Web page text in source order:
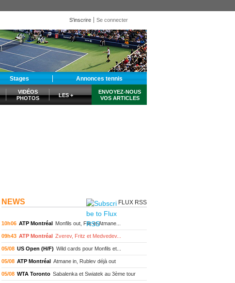
S'inscrire Se connecter
Stages Annonces tennis
VIDÉOS
PHOTOS
LES +
ENVOYEZ-NOUS
VOS ARTICLES
NEWS FLUX RSS
10h06 ATP Montréal Monfils out, Fils et Atmane...
09h43 ATP Montréal Zverev, Fritz et Medvedev...
05/08 US Open (H/F) Wild cards pour Monfils et...
05/08 ATP Montréal Atmane in, Rublev déjà out
05/08 WTA Toronto Sabalenka et Swiatek au 3ème tour